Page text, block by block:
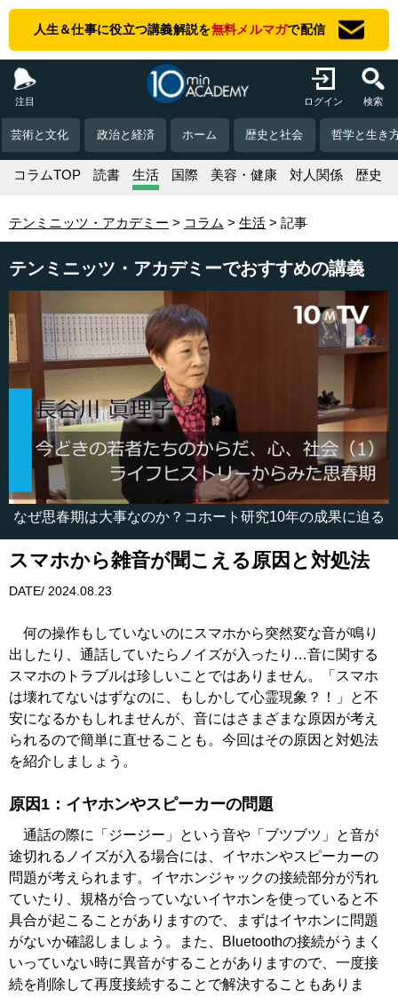
人生＆仕事に役立つ講義解説を無料メルマガで配信
注目 ログイン 検索
芸術と文化 政治と経済 ホーム 歴史と社会 哲学と生き
コラムTOP 読書 生活 国際 美容・健康 対人関係 歴史
テンミニッツ・アカデミー コラム 生活 記事
テンミニッツ・アカデミーでおすすめの講義
なぜ思春期は大事なのか？コホート研究10年の成果に迫る
スマホから雑音が聞こえる原因と対処法
DATE/ 2024.08.23
何の操作もしていないのにスマホから突然変な音が鳴り
出したり、通話していたらノイズが入ったり…音に関する
スマホのトラブルは珍しいことではありません。「スマホ
は壊れてないはずなのに、もしかして心霊現象？！」と不
安になるかもしれませんが、音にはさまざまな原因が考え
られるので簡単に直せることも。今回はその原因と対処法
を紹介しましょう。
原因1：イヤホンやスピーカーの問題
通話の際に「ジージー」という音や「ブツブツ」と音が
途切れるノイズが入る場合には、イヤホンやスピーカーの
問題が考えられます。イヤホンジャックの接続部分が汚れ
ていたり、規格が合っていないイヤホンを使っていると不
具合が起こることがありますので、まずはイヤホンに問題
がないか確認しましょう。また、Bluetoothの接続がうまく
いっていない時に異音がすることがありますので、一度接
続を削除して再度接続することで解決することもありま